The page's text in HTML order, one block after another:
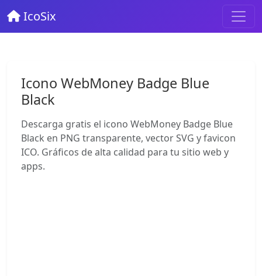
IcoSix
Icono WebMoney Badge Blue
Black
Descarga gratis el icono WebMoney Badge Blue
Black en PNG transparente, vector SVG y favicon
ICO. Gráficos de alta calidad para tu sitio web y
apps.